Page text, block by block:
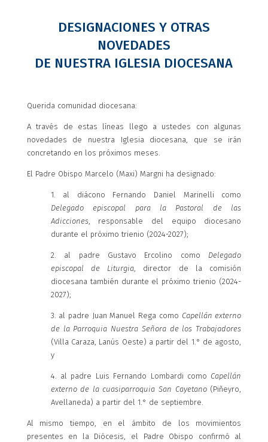
DESIGNACIONES Y OTRAS
NOVEDADES
DE NUESTRA IGLESIA DIOCESANA
Querida comunidad diocesana:
A través de estas líneas llego a ustedes con algunas
novedades de nuestra Iglesia diocesana, que se irán
concretando en los próximos meses.
El Padre Obispo Marcelo (Maxi) Margni ha designado:
1. al diácono Fernando Daniel Marinelli como
Delegado episcopal para la Pastoral de las
Adicciones, responsable del equipo diocesano
durante el próximo trienio (2024-2027);
2. al padre Gustavo Ercolino como Delegado
episcopal de Liturgia , director de la comisión
diocesana también durante el próximo trienio (2024-
2027);
3. al padre Juan Manuel Rega como Capellán externo
de la Parroquia Nuestra Señora de los Trabajadores
(Villa Caraza, Lanús Oeste) a partir del 1.° de agosto,
y
4. al padre Luis Fernando Lombardi como Capellán
externo de la cuasiparroquia San Cayetano(Piñeyro,
Avellaneda) a partir del 1.° de septiembre.
Al mismo tiempo, en el ámbito de los movimientos
presentes en la Diócesis, el Padre Obispo confirmó al